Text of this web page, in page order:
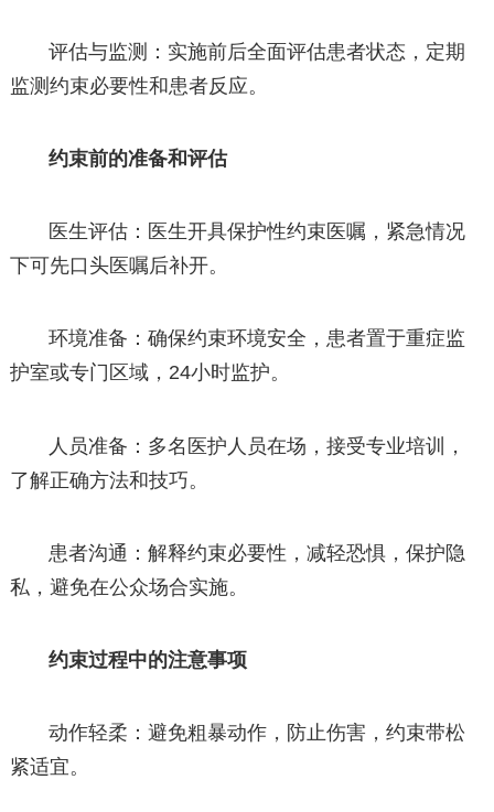
评估与监测：实施前后全面评估患者状态，定期
监测约束必要性和患者反应。
约束前的准备和评估
医生评估：医生开具保护性约束医嘱，紧急情况
下可先口头医嘱后补开。
环境准备：确保约束环境安全，患者置于重症监
护室或专门区域，24小时监护。
人员准备：多名医护人员在场，接受专业培训，
了解正确方法和技巧。
患者沟通：解释约束必要性，减轻恐惧，保护隐
私，避免在公众场合实施。
约束过程中的注意事项
动作轻柔：避免粗暴动作，防止伤害，约束带松
紧适宜。